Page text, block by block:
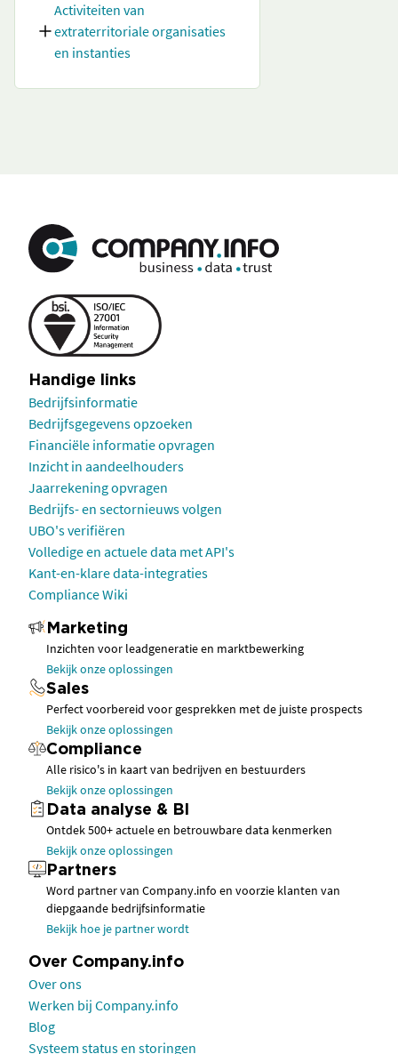
Activiteiten van
extraterritoriale organisaties
en instanties
Handige links
Bedrijfsinformatie
Bedrijfsgegevens opzoeken
Financiële informatie opvragen
Inzicht in aandeelhouders
Jaarrekening opvragen
Bedrijfs- en sectornieuws volgen
UBO's verifiëren
Volledige en actuele data met API's
Kant-en-klare data-integraties
Compliance Wiki
Marketing
Inzichten voor leadgeneratie en marktbewerking
Bekijk onze oplossingen
Sales
Perfect voorbereid voor gesprekken met de juiste prospects
Bekijk onze oplossingen
Compliance
Alle risico's in kaart van bedrijven en bestuurders
Bekijk onze oplossingen
Data analyse & BI
Ontdek 500+ actuele en betrouwbare data kenmerken
Bekijk onze oplossingen
Partners
Word partner van Company.info en voorzie klanten van
diepgaande bedrijfsinformatie
Bekijk hoe je partner wordt
Over Company.info
Over ons
Werken bij Company.info
Blog
Systeem status en storingen